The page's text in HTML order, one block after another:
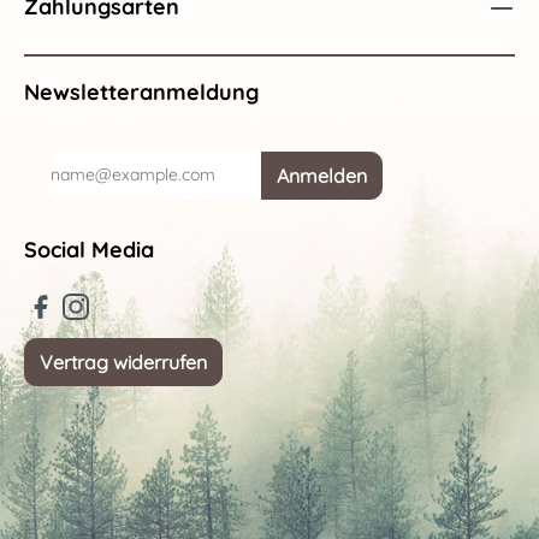
Zahlungsarten
Newsletteranmeldung
Anmelden
Social Media
Vertrag widerrufen